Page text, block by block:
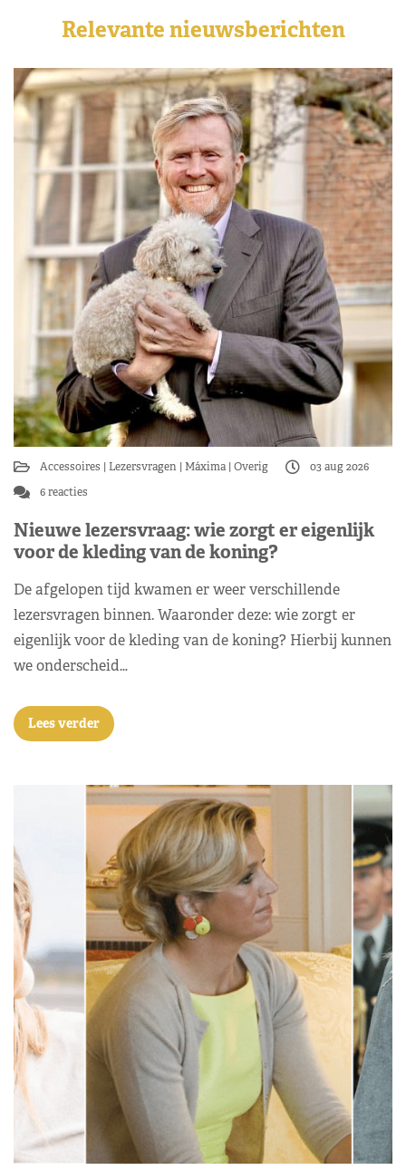
Relevante nieuwsberichten
Accessoires Lezersvragen Máxima Overig
03 aug 2026
6 reacties
Nieuwe lezersvraag: wie zorgt er eigenlijk
voor de kleding van de koning?
De afgelopen tijd kwamen er weer verschillende
lezersvragen binnen. Waaronder deze: wie zorgt er
eigenlijk voor de kleding van de koning? Hierbij kunnen
we onderscheid…
Lees verder